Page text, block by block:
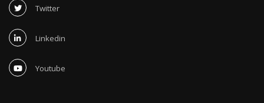
Twitter
Linkedin
Youtube